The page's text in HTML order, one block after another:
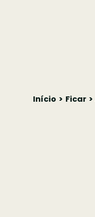
Início Ficar